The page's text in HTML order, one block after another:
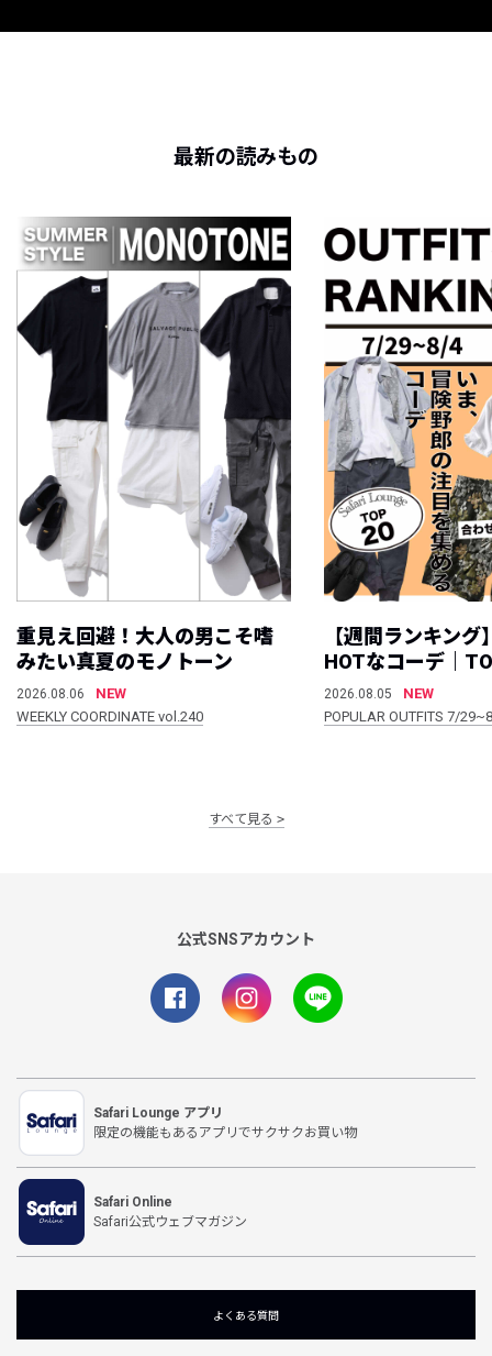
最新の読みもの
重見え回避！大人の男こそ嗜
みたい真夏のモノトーン
2026.08.06
NEW
WEEKLY COORDINATE vol.240
【週間ランキング
HOTなコーデ｜
2026.08.05
NEW
POPULAR OUTFITS 7/
すべて見る
公式SNSアカウント
Safari Lounge アプリ
限定の機能もあるアプリでサクサクお買い物
Safari Online
Safari公式ウェブマガジン
よくある質問